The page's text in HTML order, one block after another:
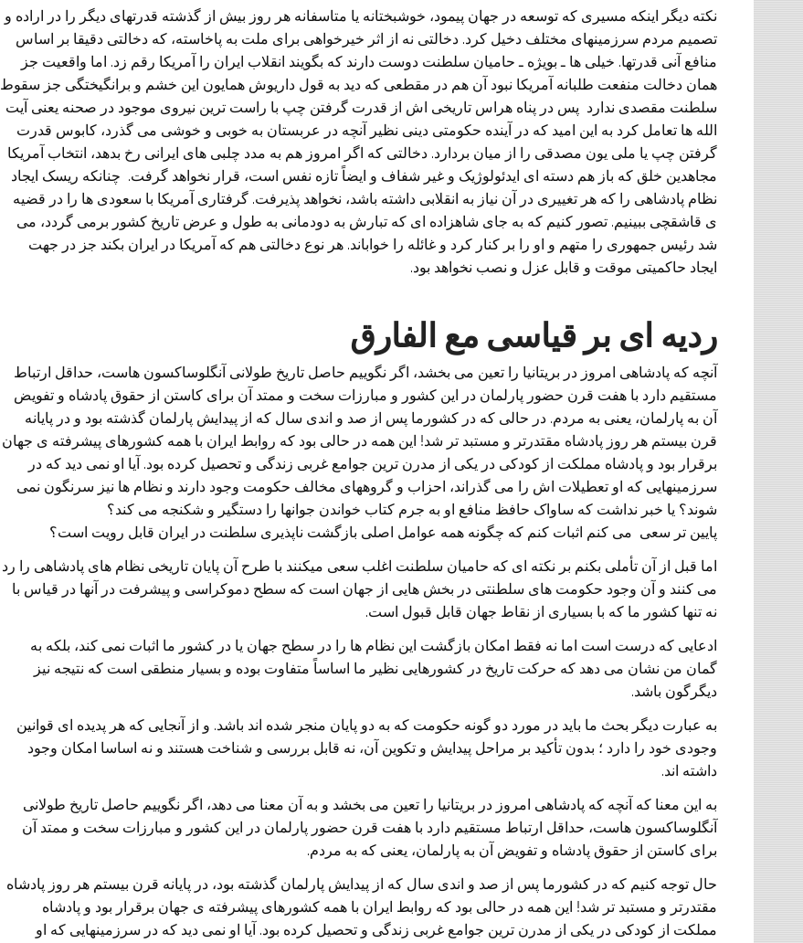
نکته دیگر اینکه مسیری که توسعه در جهان پیمود، خوشبختانه یا متاسفانه هر روز بیش از گذشته قدرتهای دیگر را در اراده و
تصمیم مردم سرزمینهای مختلف دخیل کرد. دخالتی نه از اثر خیرخواهی برای ملت به پاخاسته، که دخالتی دقیقا بر اساس
منافع آنی قدرتها. خیلی ها ـ بویژه ـ حامیان سلطنت دوست دارند که بگویند انقلاب ایران را آمریکا رقم زد. اما واقعیت جز
همان دخالت منفعت طلبانه آمریکا نبود آن هم در مقطعی که دید به قول داریوش همایون این خشم و برانگیختگی جز سقوط
سلطنت مقصدی ندارد پس در پناه هراس تاریخی اش از قدرت گرفتن چپ با راست ترین نیروی موجود در صحنه یعنی آیت
الله ها تعامل کرد به این امید که در آینده حکومتی دینی نظیر آنچه در عربستان به خوبی و خوشی می گذرد، کابوس قدرت
گرفتن چپ یا ملی یون مصدقی را از میان بردارد. دخالتی که اگر امروز هم به مدد چلبی های ایرانی رخ بدهد، انتخاب آمریکا
مجاهدین خلق که باز هم دسته ای ایدئولوژیک و غیر شفاف و ایضاً تازه نفس است، قرار نخواهد گرفت. چنانکه ریسک ایجاد
نظام پادشاهی را که هر تغییری در آن نیاز به انقلابی داشته باشد، نخواهد پذیرفت. گرفتاری آمریکا با سعودی ها را در قضیه
ی قاشقچی ببینیم. تصور کنیم که به جای شاهزاده ای که تبارش به دودمانی به طول و عرض تاریخ کشور برمی گردد، می
شد رئیس جمهوری را متهم و او را بر کنار کرد و غائله را خواباند. هر نوع دخالتی هم که آمریکا در ایران بکند جز در جهت
ایجاد حاکمیتی موقت و قابل عزل و نصب نخواهد بود.
ردیه ای بر قیاسی مع الفارق
آنچه که پادشاهی امروز در بریتانیا را تعین می بخشد، اگر نگوییم حاصل تاریخ طولانی آنگلوساکسون هاست، حداقل ارتباط
مستقیم دارد با هفت قرن حضور پارلمان در این کشور و مبارزات سخت و ممتد آن برای کاستن از حقوق پادشاه و تفویض
آن به پارلمان، یعنی به مردم. در حالی که در کشورما پس از صد و اندی سال که از پیدایش پارلمان گذشته بود و در پایانه
قرن بیستم هر روز پادشاه مقتدرتر و مستبد تر شد! این همه در حالی بود که روابط ایران با همه کشورهای پیشرفته ی جهان
برقرار بود و پادشاه مملکت از کودکی در یکی از مدرن ترین جوامع غربی زندگی و تحصیل کرده بود. آیا او نمی دید که در
سرزمینهایی که او تعطیلات اش را می گذراند، احزاب و گروههای مخالف حکومت وجود دارند و نظام ها نیز سرنگون نمی
شوند؟ یا خبر نداشت که ساواک حافظ منافع او به جرم کتاب خواندن جوانها را دستگیر و شکنجه می کند؟
پایین تر سعی می کنم اثبات کنم که چگونه همه عوامل اصلی بازگشت ناپذیری سلطنت در ایران قابل رویت است؟
اما قبل از آن تأملی بکنم بر نکته ای که حامیان سلطنت اغلب سعی میکنند با طرح آن پایان تاریخی نظام های پادشاهی را رد
می کنند و آن وجود حکومت های سلطنتی در بخش هایی از جهان است که سطح دموکراسی و پیشرفت در آنها در قیاس با
نه تنها کشور ما که با بسیاری از نقاط جهان قابل قبول است.
ادعایی که درست است اما نه فقط امکان بازگشت این نظام ها را در سطح جهان یا در کشور ما اثبات نمی کند، بلکه به
گمان من نشان می دهد که حرکت تاریخ در کشورهایی نظیر ما اساساً متفاوت بوده و بسیار منطقی است که نتیجه نیز
دیگرگون باشد.
به عبارت دیگر بحث ما باید در مورد دو گونه حکومت که به دو پایان منجر شده اند باشد. و از آنجایی که هر پدیده ای قوانین
وجودی خود را دارد ؛ بدون تأکید بر مراحل پیدایش و تکوین آن، نه قابل بررسی و شناخت هستند و نه اساسا امکان وجود
داشته اند.
به این معنا که آنچه که پادشاهی امروز در بریتانیا را تعین می بخشد و به آن معنا می دهد، اگر نگوییم حاصل تاریخ طولانی
آنگلوساکسون هاست، حداقل ارتباط مستقیم دارد با هفت قرن حضور پارلمان در این کشور و مبارزات سخت و ممتد آن
برای کاستن از حقوق پادشاه و تفویض آن به پارلمان، یعنی که به مردم.
حال توجه کنیم که در کشورما پس از صد و اندی سال که از پیدایش پارلمان گذشته بود، در پایانه قرن بیستم هر روز پادشاه
مقتدرتر و مستبد تر شد! این همه در حالی بود که روابط ایران با همه کشورهای پیشرفته ی جهان برقرار بود و پادشاه
مملکت از کودکی در یکی از مدرن ترین جوامع غربی زندگی و تحصیل کرده بود. آیا او نمی دید که در سرزمینهایی که او